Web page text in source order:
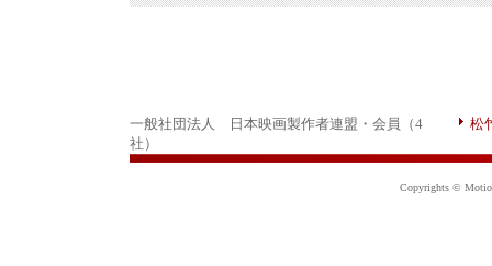
一般社団法人 日本映画製作者連盟・会員（4
社）
松
Copyrights ©